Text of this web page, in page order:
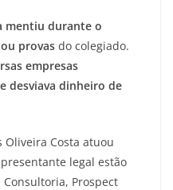
mentiu durante o
provas do colegiado.
empresas
desviava dinheiro de
Oliveira Costa atuou
legal estão
Prospect